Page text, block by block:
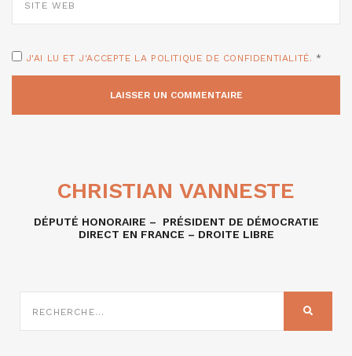
J'AI LU ET J'ACCEPTE LA POLITIQUE DE CONFIDENTIALITÉ. *
CHRISTIAN VANNESTE
DÉPUTÉ HONORAIRE – PRÉSIDENT DE DÉMOCRATIE
DIRECT EN FRANCE – DROITE LIBRE
SUR